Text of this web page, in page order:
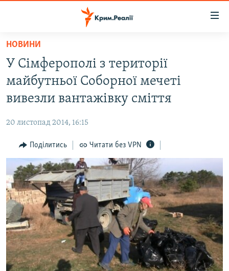
Перейти
основного
матеріалу
до
основної
Перейти
до
пошуку
НОВИНИ
ВОДА.КРИМ
ВІДЕО ТА ФОТО
БЛОГИ
ПОГЛЯД
ІНТЕРВ'Ю
ВСЕ ЗА ДЕНЬ
СПЕЦПРОЕКТИ
ДЕПОРТАЦІЯ
ВІДЕОУРОКИ «ELIFBE»
СВІДЧЕННЯ ОКУПАЦІЇ
ЯК ОБІЙТИ БЛОКУВАННЯ
Русский
Qırımtatar
НОВИНИ
У Сімферополі з території
майбутньої Соборної мечеті
вивезли вантажівку сміття
20 листопад 2014, 16:15
Поділитись Читати без VPN